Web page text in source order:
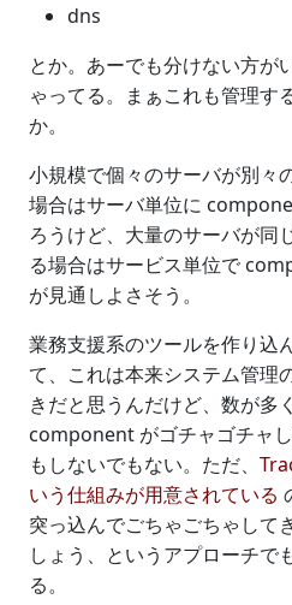
dns
とか。あーでも分けない方が
ゃってる。まぁこれも管理す
か。
小規模で個々のサーバが別々
場合はサーバ単位に
ろうけど、大量のサーバが同
る場合はサービス単位で
が見通しよさそう。
業務支援系のツールを作り込
て、これは本来システム管理
きだと思うんだけど、数が多
component がゴチャゴチャ
もしないでもない。ただ、
いう仕組みが用意されている
突っ込んでごちゃごちゃして
しょう、というアプローチで
る。